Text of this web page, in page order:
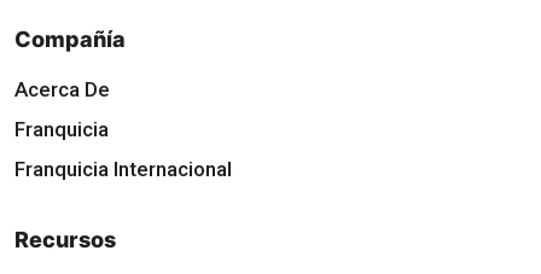
Compañía
Acerca De
Franquicia
Franquicia Internacional
Recursos